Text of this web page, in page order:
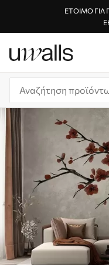
ΈΤΟΙΜΟ ΓΙΑ